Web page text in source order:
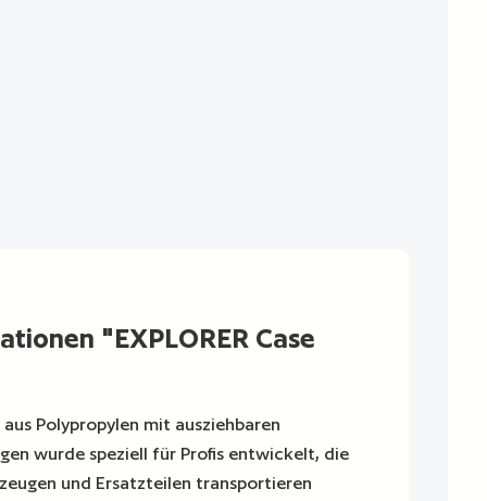
"EXPLORER Case
Polypropylen mit ausziehbaren
wurde speziell für Profis entwickelt, die
und Ersatzteilen transportieren